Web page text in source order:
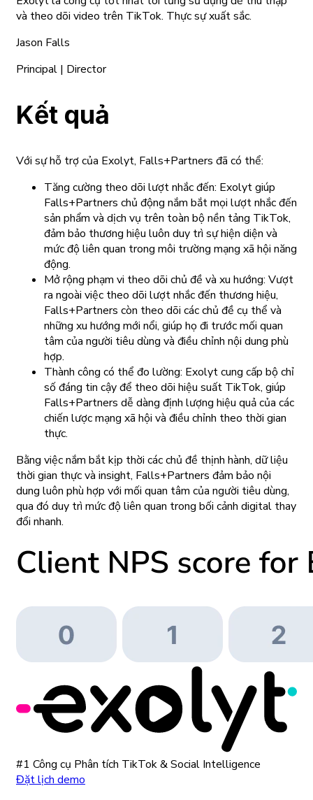
và theo dõi video trên TikTok. Thực sự xuất sắc.
Jason Falls
Principal | Director
Kết quả
Với sự hỗ trợ của Exolyt, Falls+Partners đã có thể:
Tăng cường theo dõi lượt nhắc đến: Exolyt giúp
Falls+Partners chủ động nắm bắt mọi lượt nhắc đến
sản phẩm và dịch vụ trên toàn bộ nền tảng TikTok,
đảm bảo thương hiệu luôn duy trì sự hiện diện và
mức độ liên quan trong môi trường mạng xã hội năng
động.
Mở rộng phạm vi theo dõi chủ đề và xu hướng: Vượt
ra ngoài việc theo dõi lượt nhắc đến thương hiệu,
Falls+Partners còn theo dõi các chủ đề cụ thể và
những xu hướng mới nổi, giúp họ đi trước mối quan
tâm của người tiêu dùng và điều chỉnh nội dung phù
hợp.
Thành công có thể đo lường: Exolyt cung cấp bộ chỉ
số đáng tin cậy để theo dõi hiệu suất TikTok, giúp
Falls+Partners dễ dàng định lượng hiệu quả của các
chiến lược mạng xã hội và điều chỉnh theo thời gian
thực.
Bằng việc nắm bắt kịp thời các chủ đề thịnh hành, dữ liệu
thời gian thực và insight, Falls+Partners đảm bảo nội
dung luôn phù hợp với mối quan tâm của người tiêu dùng,
qua đó duy trì mức độ liên quan trong bối cảnh digital thay
đổi nhanh.
#1 Công cụ Phân tích TikTok & Social Intelligence
Đặt lịch demo